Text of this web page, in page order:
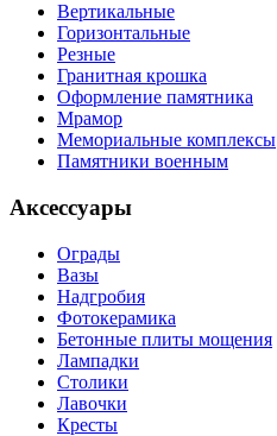
Вертикальные
Горизонтальные
Резные
Гранитная крошка
Оформление памятника
Мрамор
Мемориальные комплексы
Памятники военным
Аксессуары
Ограды
Вазы
Надгробия
Фотокерамика
Бетонные плиты мощения
Лампадки
Столики
Лавочки
Кресты